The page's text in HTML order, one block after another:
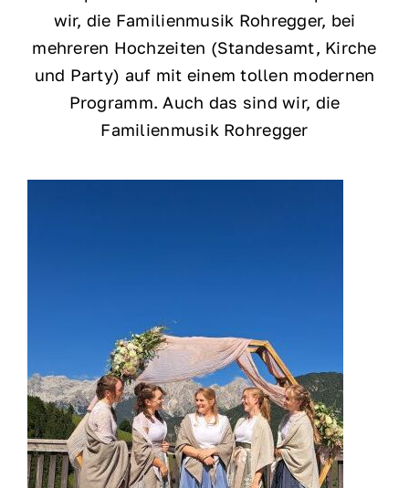
wir, die Familienmusik Rohregger, bei
mehreren Hochzeiten (Standesamt, Kirche
und Party) auf mit einem tollen modernen
Programm. Auch das sind wir, die
Familienmusik Rohregger